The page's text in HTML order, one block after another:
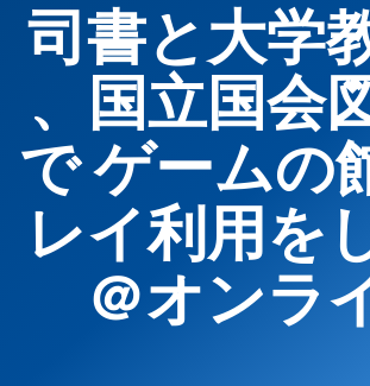
司書と大学
、国立国会
で ゲームの
レイ利用を
＠オンラ